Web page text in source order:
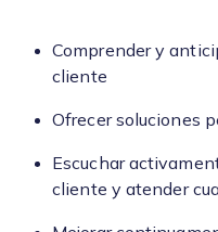
Comprender y
cliente
Ofrecer soluciones
Escuchar
cliente y atender